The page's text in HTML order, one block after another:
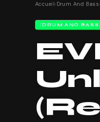
Accueil› Drum And Bass›
DRUM AND BASS